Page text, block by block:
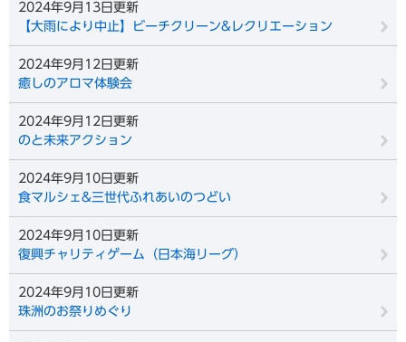
2024年9月13日更新
【大雨により中止】ビーチクリーン&レクリエーション
2024年9月12日更新
癒しのアロマ体験会
2024年9月12日更新
のと未来アクション
2024年9月10日更新
食マルシェ&三世代ふれあいのつどい
2024年9月10日更新
復興チャリティゲーム（日本海リーグ）
2024年9月10日更新
珠洲のお祭りめぐり